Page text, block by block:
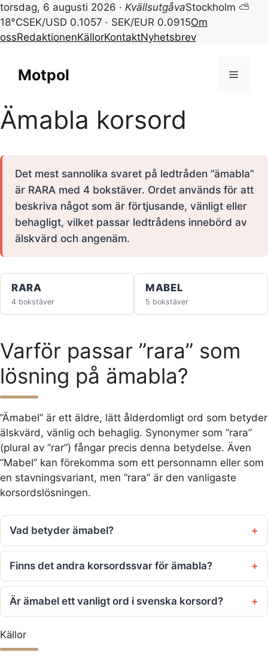
torsdag, 6 augusti 2026 · KvällsutgåvaStockholm ⛅
18°CSEK/USD 0.1057 · SEK/EUR 0.0915Om
ossRedaktionenKällorKontaktNyhetsbrev
innehållMotpol Meny
Ämabla korsord
Det mest sannolika svaret på ledtråden ”ämabla”
är RARA med 4 bokstäver. Ordet används för att
beskriva något som är förtjusande, vänligt eller
behagligt, vilket passar ledtrådens innebörd av
älskvärd och angenäm.
RARA
4 bokstäver
MABEL
5 bokstäver
Varför passar ”rara” som
lösning på ämabla?
”Ämabel” är ett äldre, lätt ålderdomligt ord som betyder
älskvärd, vänlig och behaglig. Synonymer som ”rara”
(plural av ”rar”) fångar precis denna betydelse. Även
”Mabel” kan förekomma som ett personnamn eller som
en stavningsvariant, men ”rara” är den vanligaste
korsordslösningen.
Vad betyder ämabel?
Finns det andra korsordssvar för ämabla?
Är ämabel ett vanligt ord i svenska korsord?
Källor